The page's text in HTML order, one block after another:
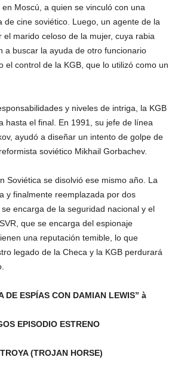
Moscú, a quien se vinculó con una
de cine soviético. Luego, un agente de la
el marido celoso de la mujer, cuya rabia
a buscar la ayuda de otro funcionario
el control de la KGB, que lo utilizó como un
y niveles de intriga, la KGB
hasta el final. En 1991, su jefe de línea
ayudó a diseñar un intento de golpe de
soviético Mikhail Gorbachev.
Soviética se disolvió ese mismo año. La
y finalmente reemplazada por dos
encarga de la seguridad nacional y el
que se encarga del espionaje
una reputación temible, lo que
legado de la Checa y la KGB perdurará
DE ESPÍAS CON DAMIAN LEWIS” à
EPISODIO ESTRENO
(TROJAN HORSE)